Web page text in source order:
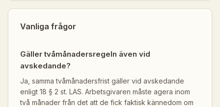
Vanliga frågor
Gäller tvåmånadersregeln även vid
avskedande?
Ja, samma tvåmånadersfrist gäller vid avskedande
enligt 18 § 2 st. LAS. Arbetsgivaren måste agera inom
två månader från det att de fick faktisk kännedom om